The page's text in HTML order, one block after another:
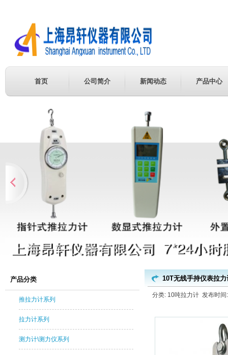
首页 公司简介 新闻动态 产品中心
产品分类
推拉力计系列
拉力计系列
测力计\测力仪系列
10T无线手持仪表拉
分类: 10吨拉力计 发布时